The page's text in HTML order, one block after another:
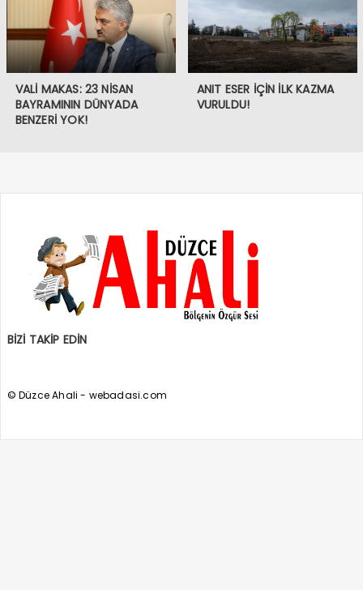
VALİ MAKAS: 23 NİSAN
BAYRAMININ DÜNYADA
BENZERİ YOK!
ANIT ESER İÇİN İLK KAZMA
VURULDU!
BİZİ TAKİP EDİN
© Düzce Ahali - webadasi.com